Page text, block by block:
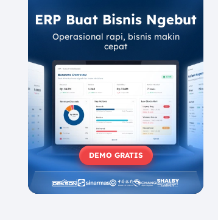
ERP Buat Bisnis Ngebut
Operasional rapi, bisnis makin
cepat
DEMO GRATIS